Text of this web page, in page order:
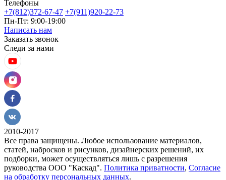
Телефоны
+7(812)372-67-47 +7(911)920-22-73
Пн-Пт: 9:00-19:00
Написать нам
Заказать звонок
Следи за нами
2010-2017
Все права защищены. Любое использование материалов,
статей, набросков и рисунков, дизайнерских решений, их
подборки, может осуществляться лишь с разрешения
руководства ООО "Каскад". Политика приватности, Согласие
на обработку персональных данных.